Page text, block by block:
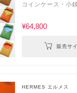
コインケース・小
¥64,800
販売サ
HERMES エルメス